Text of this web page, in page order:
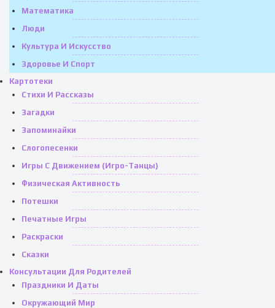
Математика
Люди
Культура И Искусство
Здоровье И Спорт
Картотеки
Стихи И Рассказы
Загадки
Запоминайки
Слогопесенки
Игры С Движением (игро-Танцы)
Физическая Активность
Потешки
Печатные Игры
Раскраски
Сказки
Консультации Для Родителей
Праздники И Даты
Окружающий Мир